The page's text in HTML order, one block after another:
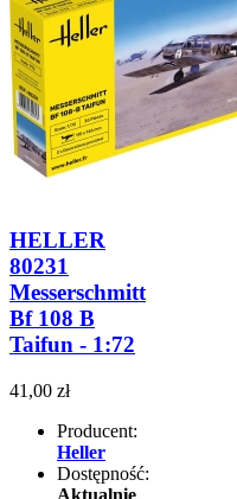
HELLER
80231
Messerschmitt
Bf 108 B
Taifun - 1:72
41,00 zł
Producent:
Heller
Dostępność: